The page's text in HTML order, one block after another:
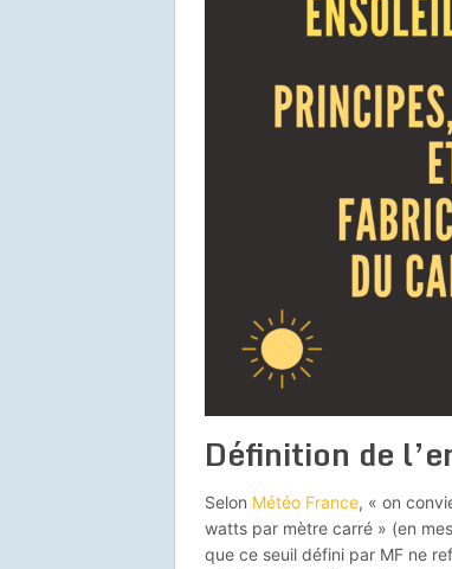
Définition de
Selon Météo France, « on
watts par mètre carré » (en
que ce seuil défini par MF ne